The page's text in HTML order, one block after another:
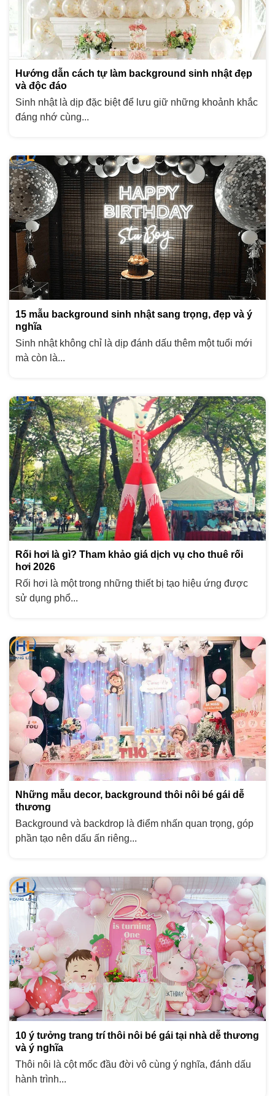
Hướng dẫn cách tự làm background sinh nhật đẹp
và độc đáo
Sinh nhật là dịp đặc biệt để lưu giữ những khoảnh khắc
đáng nhớ cùng...
15 mẫu background sinh nhật sang trọng, đẹp và ý
nghĩa
Sinh nhật không chỉ là dịp đánh dấu thêm một tuổi mới
mà còn là...
Rối hơi là gì? Tham khảo giá dịch vụ cho thuê rối
hơi 2026
Rối hơi là một trong những thiết bị tạo hiệu ứng được
sử dụng phổ...
Những mẫu decor, background thôi nôi bé gái dễ
thương
Background và backdrop là điểm nhấn quan trọng, góp
phần tạo nên dấu ấn riêng...
10 ý tưởng trang trí thôi nôi bé gái tại nhà dễ thương
và ý nghĩa
Thôi nôi là cột mốc đầu đời vô cùng ý nghĩa, đánh dấu
hành trình...